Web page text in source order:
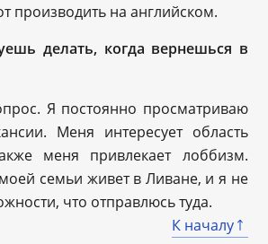
производить на английском.
делать, когда вернешься в
Я постоянно просматриваю
Меня интересует область
меня привлекает лоббизм.
семьи живет в Ливане, и я не
что отправлюсь туда.
К началу